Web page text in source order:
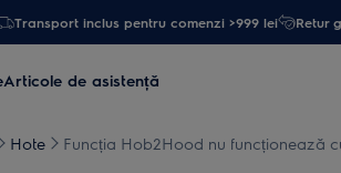
Transport inclus pentru comenzi >999 lei Retur
Articole de asistență
Hote Funcția Hob2Hood nu funcționează